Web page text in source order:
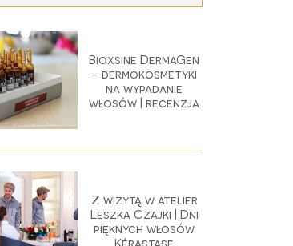
Bioxsine DermaGen
- dermokosmetyki
na wypadanie
włosów | recenzja
Z wizytą w atelier
Leszka Czajki | Dni
pięknych włosów
Kérastase